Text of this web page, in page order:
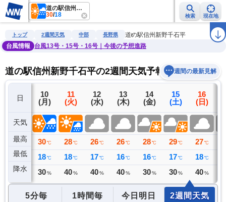
道の駅信州新野千石平
30/18 検索 現在地
雨雲レーダー 台風情報 地震情報 警報・注意報 2週間天気 ラ
トップ 2週間天気 中部 長野県
道の駅信州新野千石平
台風情報
台風13号・15号・16号｜今後の予想進路
道の駅信州新野千石平の2週間天気予報 週間の最新見解
日
天気
最高
最低
降水
9
(日)
21 ℃
17 ℃
0 ミリ
10
(月)
30 ℃
18 ℃
30 %
11
(火)
28 ℃
18 ℃
40 %
12
(水)
26 ℃
17 ℃
40 %
13
(木)
26 ℃
16 ℃
40 %
14
(金)
28 ℃
16 ℃
30 %
15
(土)
29 ℃
17 ℃
30 %
16
(日)
27 ℃
18 ℃
40 %
5分毎 1時間毎 今日明日 2週間天気